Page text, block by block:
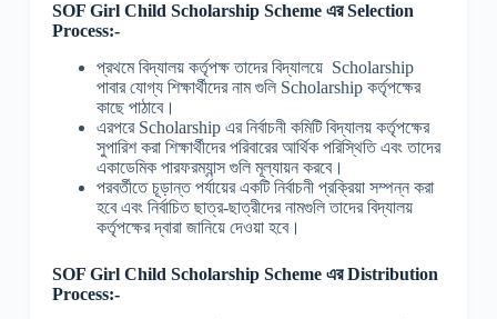
SOF Girl Child Scholarship Schemeএর Selection
Process:-
প্রথমে বিদ্যালয় কর্তৃপক্ষ তাদের বিদ্যালয়ে Scholarship
পাবার যোগ্য শিক্ষার্থীদের নাম গুলি Scholarship কর্তৃপক্ষের
কাছে পাঠাবে।
এরপরে Scholarship এর নির্বাচনী কমিটি বিদ্যালয় কর্তৃপক্ষের
সুপারিশ করা শিক্ষার্থীদের পরিবারের আর্থিক পরিস্থিতি এবং তাদের
একাডেমিক পারফরম্যান্স গুলি মূল্যায়ন করবে।
পরবর্তীতে চূড়ান্ত পর্যায়ের একটি নির্বাচনী প্রক্রিয়া সম্পন্ন করা
হবে এবং নির্বাচিত ছাত্র-ছাত্রীদের নামগুলি তাদের বিদ্যালয়
কর্তৃপক্ষের দ্বারা জানিয়ে দেওয়া হবে।
SOF Girl Child Scholarship Schemeএর Distribution
Process:-